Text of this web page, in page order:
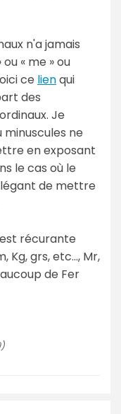
n'a jamais
ou « me » ou
ce lienqui
des
Je
minuscules ne
en exposant
le cas où le
de mettre
récurante
Kg, grs, etc..., Mr,
de Fer